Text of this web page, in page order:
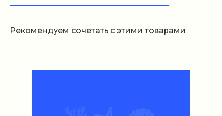
Рекомендуем сочетать с этими товарами